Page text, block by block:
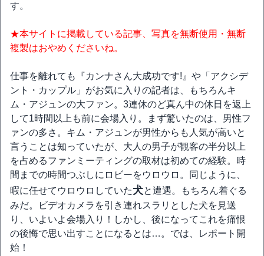
す。
★本サイトに掲載している記事、写真を無断使用・無断
複製はおやめくださいね。
仕事を離れても『カンナさん大成功です!』や「アクシデ
ント・カップル」がお気に入りの記者は、もちろんキ
ム・アジュンの大ファン。3連休のど真ん中の休日を返上
して1時間以上も前に会場入り。まず驚いたのは、男性フ
ァンの多さ。キム・アジュンが男性からも人気が高いと
言うことは知っていたが、大人の男子が観客の半分以上
を占めるファンミーティングの取材は初めての経験。時
間までの時間つぶしにロビーをウロウロ。同じように、
暇に任せてウロウロしていた犬と遭遇。もちろん着ぐる
みだ。ビデオカメラを引き連れスラリとした犬を見送
り、いよいよ会場入り！しかし、後になってこれを痛恨
の後悔で思い出すことになるとは…。では、レポート開
始！